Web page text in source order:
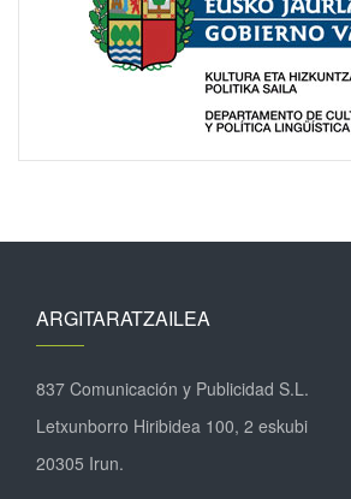
ARGITARATZAILEA
837 Comunicación y Publicidad S.L.
Letxunborro Hiribidea 100, 2 eskubi
20305 Irun.